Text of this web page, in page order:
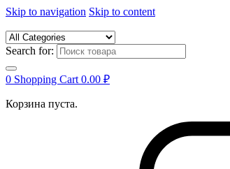
Skip to navigation Skip to content
Search for:
0 Shopping Cart 0.00 ₽
Корзина пуста.